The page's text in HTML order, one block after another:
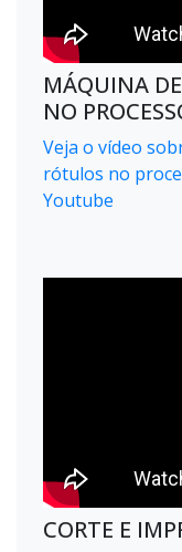
MÁQUINA
NO
Veja o vídeo
rótulos no
Youtube
CORTE E